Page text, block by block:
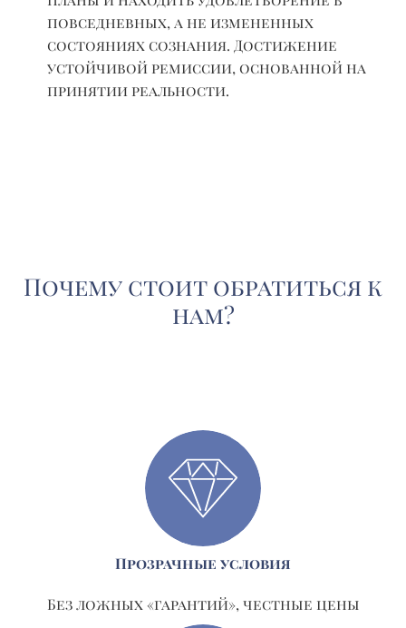
повседневных, а не измененных
состояниях сознания. Достижение
устойчивой ремиссии, основанной на
принятии реальности.
Почему стоит обратиться к
нам?
Прозрачные условия
Без ложных «гарантий», честные цены